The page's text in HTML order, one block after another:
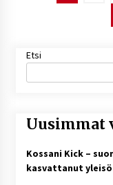
Etsi
Uusimmat
Kossani Kick –
kasvattanut